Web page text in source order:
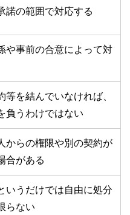
諾の範囲で対応する
や事前の合意によって対
等を結んでいなければ、
負うわけではない
からの権限や別の契約が
合がある
いうだけでは自由に処分
らない